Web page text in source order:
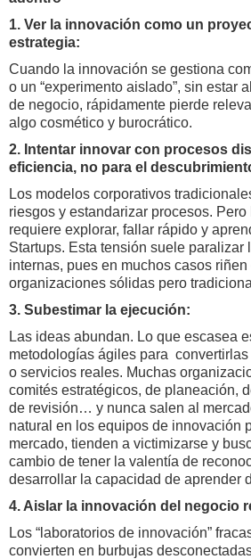
1. Ver la innovación como un
estrategia:
Cuando la innovación se gestiona
o un “experimento aislado”, sin estar
de negocio, rápidamente pierde
algo cosmético y burocrático.
2. Intentar innovar con procesos
eficiencia, no para el
Los modelos corporativos
riesgos y estandarizar procesos.
requiere explorar, fallar rápido y
Startups. Esta tensión suele paralizar
internas, pues en muchos casos
organizaciones sólidas pero
3. Subestimar la ejecución:
Las ideas abundan. Lo que escasea
metodologías ágiles para
o servicios reales. Muchas
comités estratégicos, de planeación,
de revisión… y nunca salen al
natural en los equipos de innovación
mercado, tienden a victimizarse y
cambio de tener la valentía de
desarrollar la capacidad de aprender
4. Aislar la innovación del negocio
Los “laboratorios de innovación”
convierten en burbujas